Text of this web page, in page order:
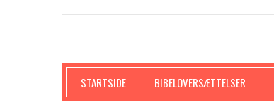
SKRIFTEN
STARTSIDE BIBELOVERSÆTTELSER